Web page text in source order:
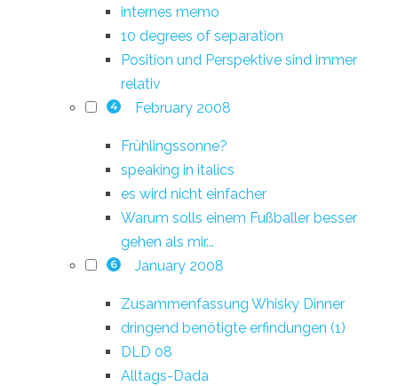
internes memo
10 degrees of separation
Position und Perspektive sind immer
relativ
4 February 2008
Frühlingssonne?
speaking in italics
es wird nicht einfacher
Warum solls einem Fußballer besser
gehen als mir...
6 January 2008
Zusammenfassung Whisky Dinner
dringend benötigte erfindungen (1)
DLD 08
Alltags-Dada